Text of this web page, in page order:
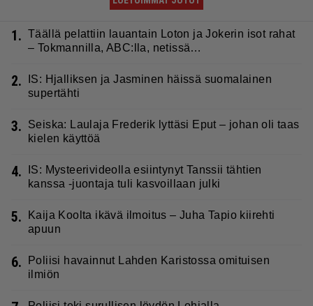
1. Täällä pelattiin lauantain Loton ja Jokerin isot rahat
– Tokmannilla, ABC:lla, netissä…
2.
IS: Hjalliksen ja Jasminen häissä suomalainen
supertähti
3.
Seiska: Laulaja Frederik lyttäsi Eput – johan oli taas
kielen käyttöä
4.
IS: Mysteerivideolla esiintynyt Tanssii tähtien
kanssa -juontaja tuli kasvoillaan julki
5.
Kaija Koolta ikävä ilmoitus – Juha Tapio kiirehti
apuun
6.
Poliisi havainnut Lahden Karistossa omituisen
ilmiön